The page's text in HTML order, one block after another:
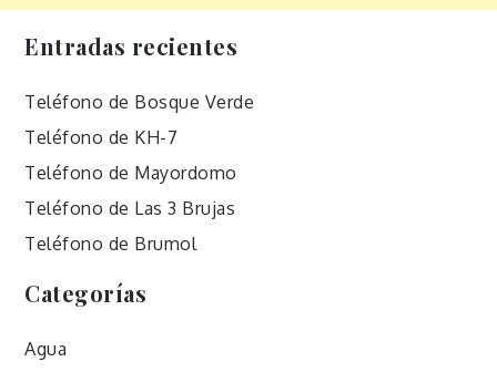
Entradas recientes
Teléfono de Bosque Verde
Teléfono de KH-7
Teléfono de Mayordomo
Teléfono de Las 3 Brujas
Teléfono de Brumol
Categorías
Agua